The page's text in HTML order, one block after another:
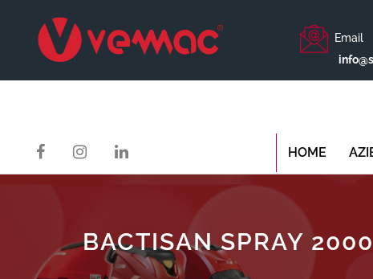
Email
HOME
BACTISAN SPRAY